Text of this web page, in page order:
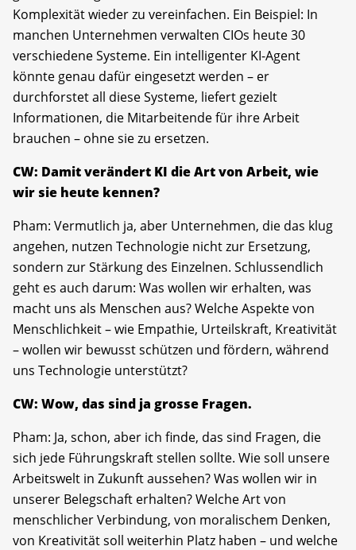
Komplexität wieder zu vereinfachen. Ein Beispiel: In
manchen Unternehmen verwalten CIOs heute 30
verschiedene Systeme. Ein intelligenter KI-Agent
könnte genau dafür eingesetzt werden – er
durchforstet all diese Systeme, liefert gezielt
Informationen, die Mitarbeitende für ihre Arbeit
brauchen – ohne sie zu ersetzen.
CW: Damit verändert KI die Art von Arbeit, wie
wir sie heute kennen?
Pham: Vermutlich ja, aber Unternehmen, die das klug
angehen, nutzen Technologie nicht zur Ersetzung,
sondern zur Stärkung des Einzelnen. Schlussendlich
geht es auch darum: Was wollen wir erhalten, was
macht uns als Menschen aus? Welche Aspekte von
Menschlichkeit – wie Empathie, Urteilskraft, Kreativität
– wollen wir bewusst schützen und fördern, während
uns Technologie unterstützt?
CW: Wow, das sind ja grosse Fragen.
Pham: Ja, schon, aber ich finde, das sind Fragen, die
sich jede Führungskraft stellen sollte. Wie soll unsere
Arbeitswelt in Zukunft aussehen? Was wollen wir in
unserer Belegschaft erhalten? Welche Art von
menschlicher Verbindung, von moralischem Denken,
von Kreativität soll weiterhin Platz haben – und welche